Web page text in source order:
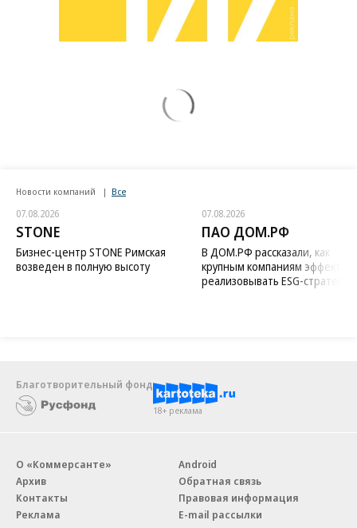
Новости компаний Все
07.08.2026
STONE
Бизнес-центр STONE Римская
возведен в полную высоту
07.08.2026
ПАО ДОМ.РФ
В ДОМ.РФ рассказали, как
крупным компаниям
реализовывать ESG-стратегию
Благотворительный фонд
18+ реклама
О «Коммерсанте»
Архив
Контакты
Реклама
Android
Обратная связь
Правовая информация
E-mail рассылки